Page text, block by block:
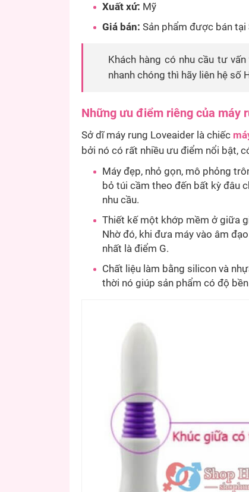
Xuất xứ: Mỹ
Giá bán: Sản phẩm được bán
Khách hàng có nhu cầu tư
nhanh chóng thì hãy liên hệ số
Những ưu điểm riêng của máy
Sở dĩ máy rung Loveaider là chiếc
bởi nó có rất nhiều ưu điểm nổi bật,
Máy đẹp, nhỏ gọn, mô phỏng
bỏ túi cầm theo đến bất kỳ đâu
nhu cầu.
Thiết kế một khớp mềm ở giữa
Nhờ đó, khi đưa máy vào âm
nhất là điểm G.
Chất liệu làm bằng silicon và
thời nó giúp sản phẩm có độ